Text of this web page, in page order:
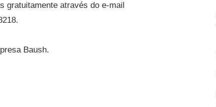
gratuitamente através do e-mail
Baush.